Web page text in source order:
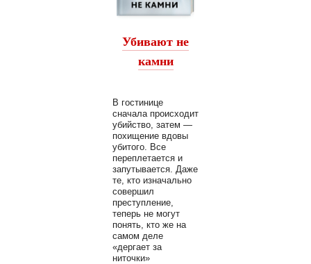
Убивают не
камни
В гостинице
сначала происходит
убийство, затем —
похищение вдовы
убитого. Все
переплетается и
запутывается. Даже
те, кто изначально
совершил
преступление,
теперь не могут
понять, кто же на
самом деле
«дергает за
ниточки»